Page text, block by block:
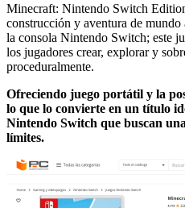
Minecraft: Nintendo Switch
construcción y aventura de
la consola Nintendo Switch; este
los jugadores crear, explorar y
proceduralmente.
Ofreciendo juego portátil y la
lo que lo convierte en un título
Nintendo Switch que buscan
límites.